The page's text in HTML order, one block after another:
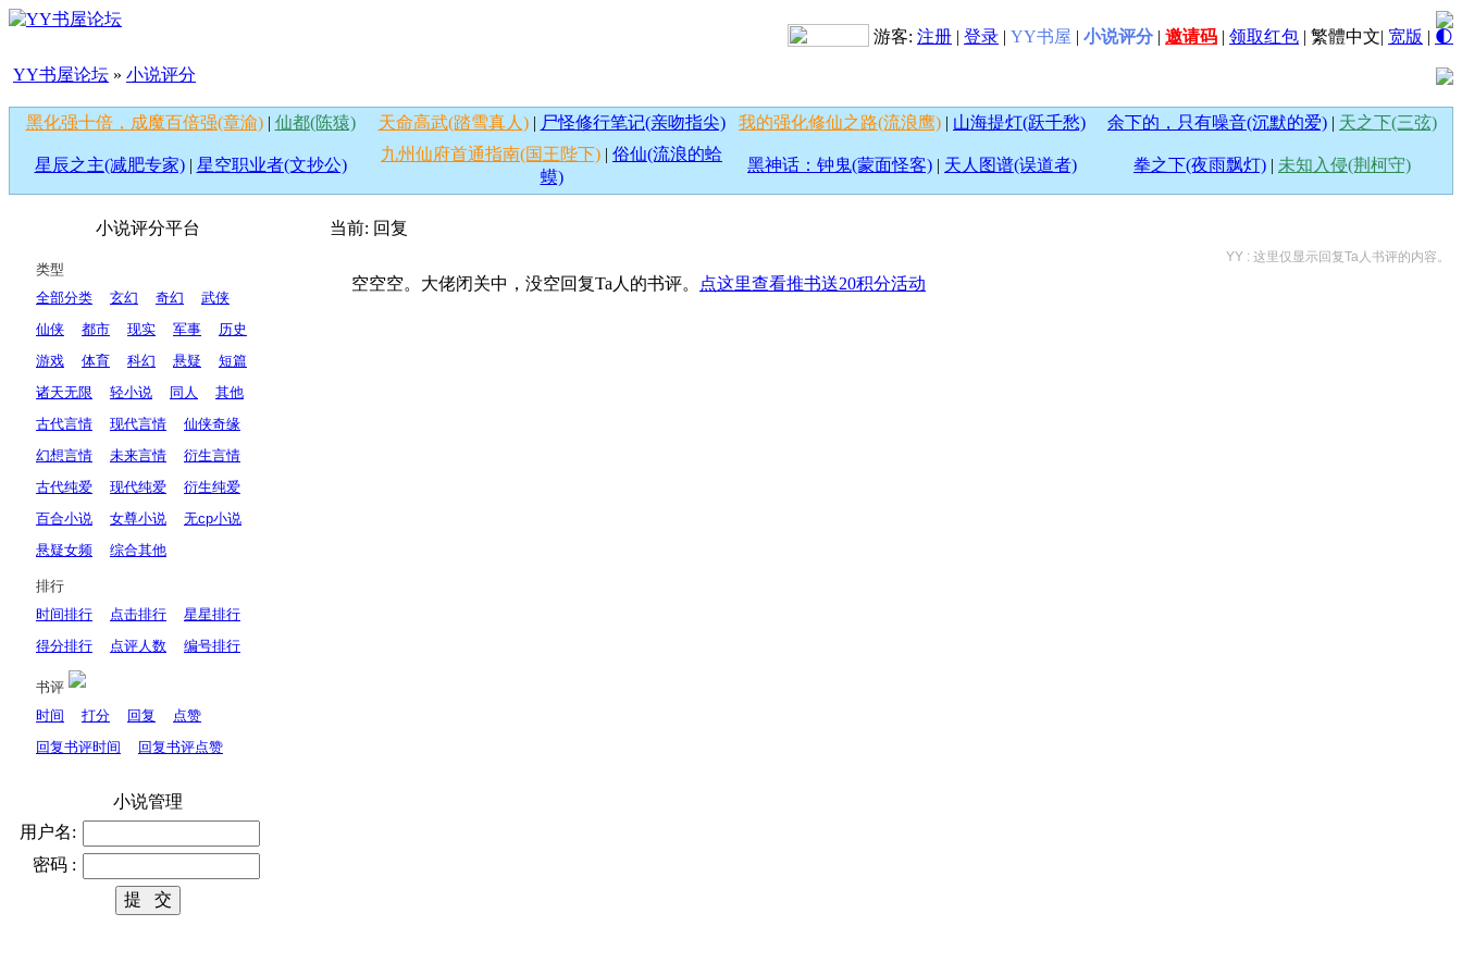
游客: 注册 | 登录 | YY书屋 | 小说评分 | 邀请码 | 领取红包 | 繁體中文| 宽版 | 🌓
YY书屋论坛 » 小说评分
黑化强十倍，成魔百倍强(章渝)| 仙都(陈猿) 天命高武(踏雪真人)| 尸怪修行笔记(亲吻指尖) 我的强化修仙之路(流浪鹰) | 山海提灯(跃千愁) 余下的，只有噪音(沉默的爱) | 天之下(三弦)
星辰之主(减肥专家)| 星空职业者(文抄公)
九州仙府首通指南(国王陛下) | 俗仙(流浪的蛤
蟆)
黑神话：钟鬼(蒙面怪客) | 天人图谱(误道者) 拳之下(夜雨飘灯) | 未知入侵(荆柯守)
小说评分平台
类型
全部分类
玄幻 奇幻
武侠
仙侠
都市 现实 军事
历史
游戏
体育 科幻 悬疑
短篇
诸天无限
轻小说 同人
其他
古代言情
现代言情
仙侠奇缘
幻想言情
未来言情
衍生言情
古代纯爱
现代纯爱
衍生纯爱
百合小说
女尊小说
无cp小说
悬疑女频
综合其他
排行
时间排行
点击排行
星星排行
得分排行
点评人数 编号排行
书评
时间
打分 回复
点赞
回复书评时间
回复书评点赞
小说管理
用户名:
密码 :
当前: 回复
YY : 这里仅显示回复Ta人书评的内容。
空空空。大佬闭关中，没空回复Ta人的书评。 点这里查看推书送20积分活动